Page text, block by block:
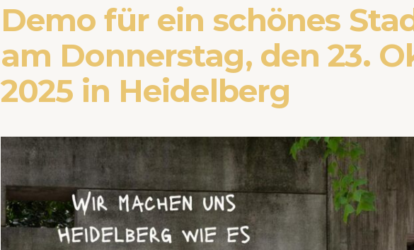
Demo für ein schönes
am Donnerstag, den 23.
2025 in Heidelberg